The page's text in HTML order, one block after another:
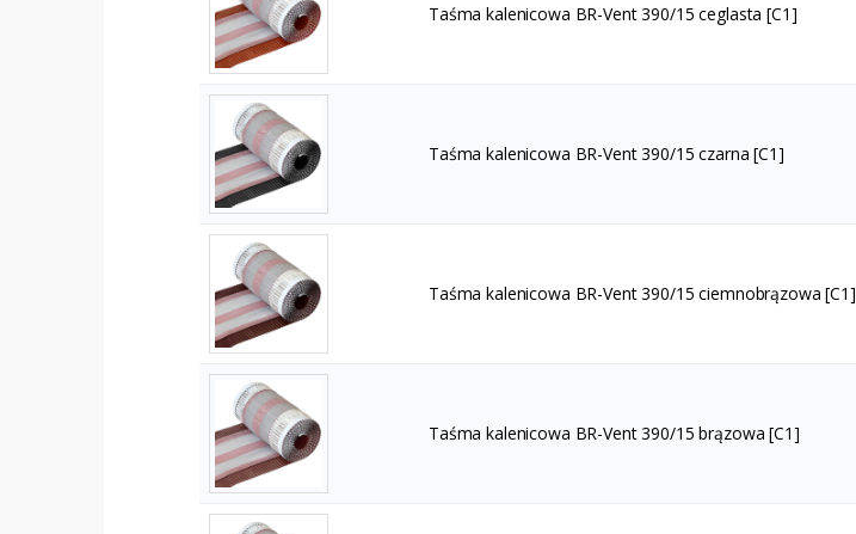
Taśma kalenicowa BR-Vent 390/15 ceglasta [C1]
Taśma kalenicowa BR-Vent 390/15 czarna [C1]
Taśma kalenicowa BR-Vent 390/15 ciemnobrązowa [C1]
Taśma kalenicowa BR-Vent 390/15 brązowa [C1]